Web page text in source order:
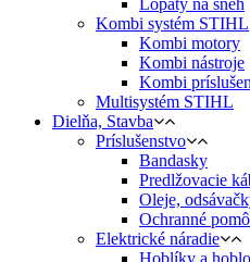
Lopaty na sneh
Kombi systém STIHL
Kombi motory
Kombi nástroje
Kombi
Multisystém STIHL
Dielňa, Stavba
Príslušenstvo
Bandasky
Predlžovacie
Oleje,
Ochranné
Elektrické náradie